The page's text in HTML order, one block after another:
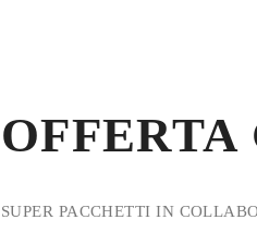
OFFERTA
SUPER PACCHETTI IN